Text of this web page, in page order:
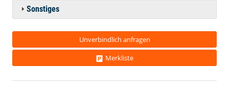
Sonstiges
Unverbindlich anfragen
Merkliste